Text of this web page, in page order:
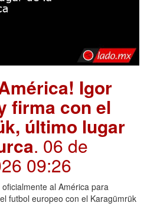
Igor
firma con el
último lugar
. 06 de
09:26
al América para
futbol europeo con el Karagümrük